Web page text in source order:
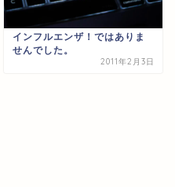
インフルエンザ！ではありま
せんでした。
2011年2月3日